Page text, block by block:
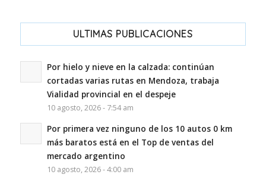
ULTIMAS PUBLICACIONES
Por hielo y nieve en la calzada: continúan
cortadas varias rutas en Mendoza, trabaja
Vialidad provincial en el despeje
10 agosto, 2026 - 7:54 am
Por primera vez ninguno de los 10 autos 0 km
más baratos está en el Top de ventas del
mercado argentino
10 agosto, 2026 - 4:00 am